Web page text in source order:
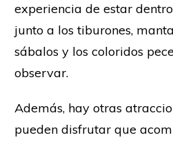
experiencia de estar
junto a los tiburones,
sábalos y los coloridos
observar.
Además, hay otras
pueden disfrutar que